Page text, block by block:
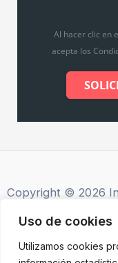
Uso de cookies
Utilizamos cookies
Al hacer clic en
acepta los
Copyright © 2026